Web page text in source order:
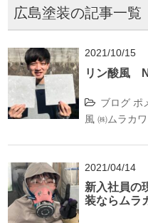
広島塗装の記事一覧
2021/10/15
リン酸風
ブログ ポ
風 ㈱ムラカワ
2021/04/14
新入社員
装ならムラ